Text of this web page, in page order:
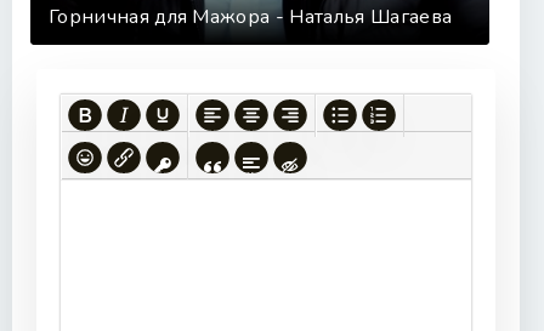
Горничная для Мажора - Наталья Шагаева